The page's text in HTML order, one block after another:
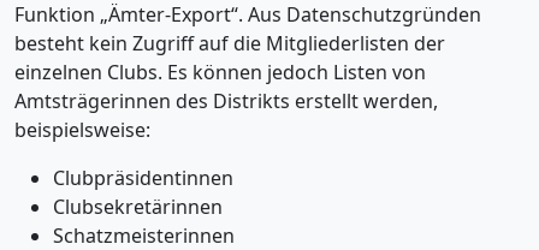
Funktion „Ämter-Export“. Aus Datenschutzgründen
besteht kein Zugriff auf die Mitgliederlisten der
einzelnen Clubs. Es können jedoch Listen von
Amtsträgerinnen des Distrikts erstellt werden,
beispielsweise:
Clubpräsidentinnen
Clubsekretärinnen
Schatzmeisterinnen